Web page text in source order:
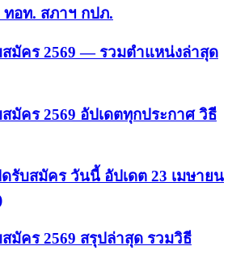
ทอท. สภาฯ กปภ.
สมัคร 2569 — รวมตำแหน่งล่าสุด
มัคร 2569 อัปเดตทุกประกาศ วิธี
รับสมัคร วันนี้ อัปเดต 23 เมษายน
มัคร 2569 สรุปล่าสุด รวมวิธี